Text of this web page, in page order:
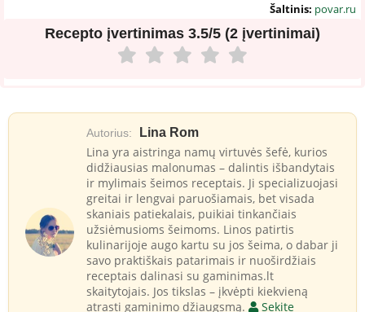
Šaltinis: povar.ru
Recepto įvertinimas 3.5/5 (2 įvertinimai)
Autorius: Lina Rom
Lina yra aistringa namų virtuvės šefė, kurios
didžiausias malonumas – dalintis išbandytais
ir mylimais šeimos receptais. Ji specializuojasi
greitai ir lengvai paruošiamais, bet visada
skaniais patiekalais, puikiai tinkančiais
užsiėmusioms šeimoms. Linos patirtis
kulinarijoje augo kartu su jos šeima, o dabar ji
savo praktiškais patarimais ir nuoširdžiais
receptais dalinasi su gaminimas.lt
skaitytojais. Jos tikslas – įkvėpti kiekvieną
atrasti gaminimo džiaugsmą.
Sekite